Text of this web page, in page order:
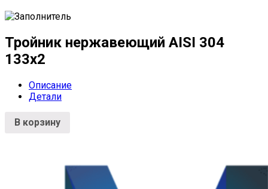
Тройник нержавеющий AISI 304
133х2
Описание
Детали
В корзину